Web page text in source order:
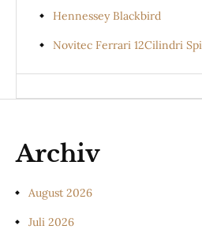
Hennessey Blackbird
Novitec Ferrari 12Cilindri
Archiv
August 2026
Juli 2026